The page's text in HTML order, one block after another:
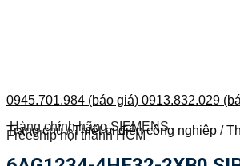
0945.701.984 (báo giá) 0913.832.029
Hàng chính hãng SIEMENS
Freeship nội thành HCM
Trang chủ / Thiết bị điện công nghiệp /